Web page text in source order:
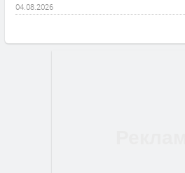
04.08.2026